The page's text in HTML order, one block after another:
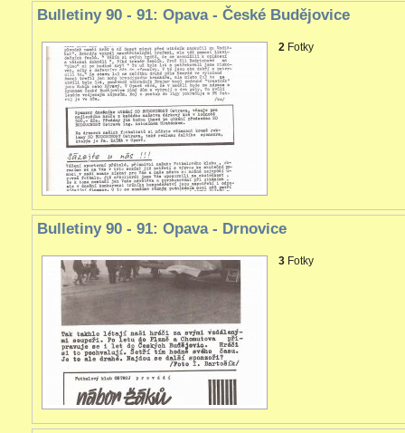
Bulletiny 90 - 91: Opava - České Budějovice
2 Fotky
Bulletiny 90 - 91: Opava - Drnovice
3 Fotky